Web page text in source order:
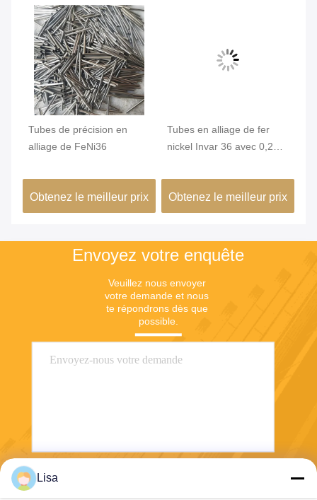
Tubes de précision en
alliage de FeNi36
Obtenez le meilleur prix
Tubes en alliage de fer
nickel Invar 36 avec 0,2
brillante pour une grande
stabilité dimensionnelle
dans les bâtiments verts
Obtenez le meilleur prix
Envoyez votre enquête
Veuillez nous envoyer
votre demande et nous
te répondrons dès que
possible.
Lisa